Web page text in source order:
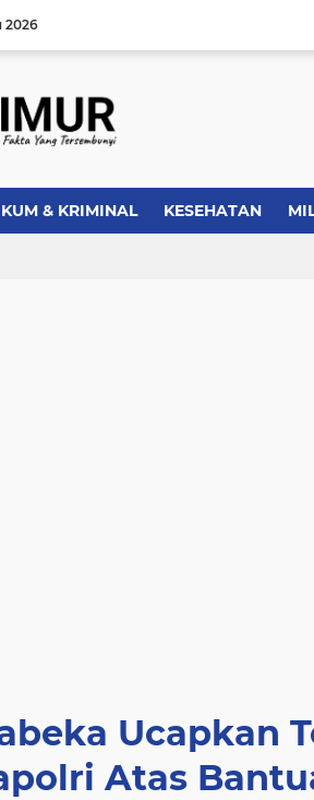
2026
& KRIMINAL KESEHATAN
Ucapkan
Atas